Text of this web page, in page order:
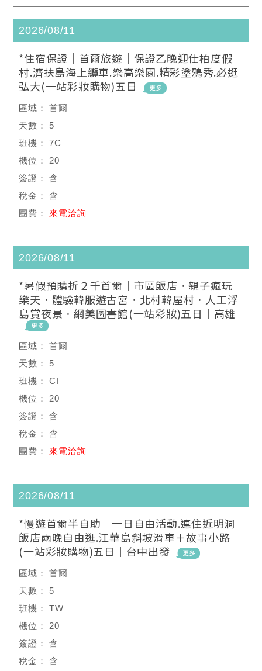
2026/08/11
*住宿保證｜首爾旅遊｜保證乙晚迎仕柏度假
村.濟扶島海上纜車.樂高樂園.精彩塗鴉秀.必逛
弘大(一站彩妝購物)五日
首爾
5
7C
20
含
含
來電洽詢
2026/08/11
*暑假預購折２千首爾｜市區飯店．親子瘋玩
樂天．體驗韓服遊古宮．北村韓屋村．人工浮
島賞夜景．網美圖書館(一站彩妝)五日｜高雄
首爾
5
CI
20
含
含
來電洽詢
2026/08/11
*慢遊首爾半自助｜一日自由活動.連住近明洞
飯店兩晚自由逛.江華島斜坡滑車＋故事小路
(一站彩妝購物)五日｜台中出發
首爾
5
TW
20
含
含